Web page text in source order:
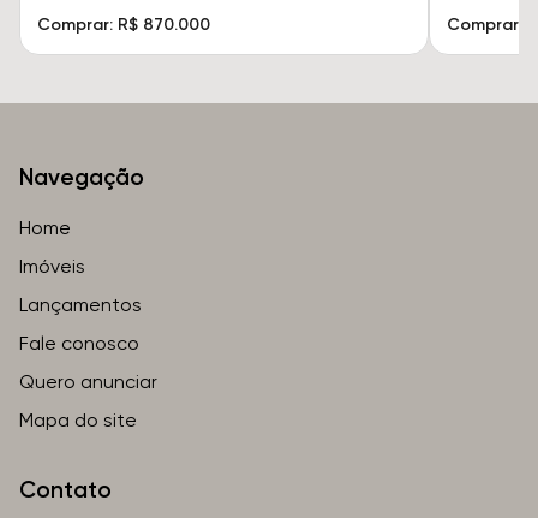
Comprar: R$ 870.000 Comprar:
Navegação
Home
Imóveis
Lançamentos
Fale conosco
Quero anunciar
Mapa do site
Contato